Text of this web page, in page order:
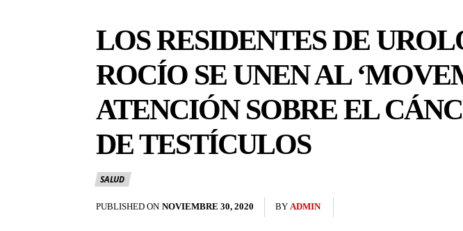
LOS RESIDENTES DE
ROCÍO SE UNEN AL
ATENCIÓN SOBRE EL
DE TESTÍCULOS
SALUD
PUBLISHED ON NOVIEMBRE 30, 2020 BY ADMIN